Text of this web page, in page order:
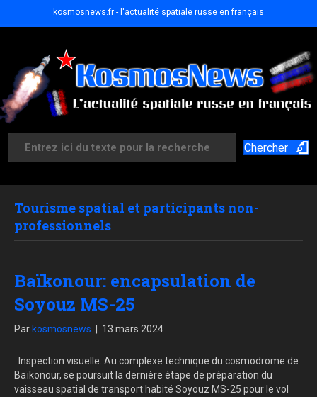
kosmosnews.fr - l'actualité spatiale russe en français
Chercher
Tourisme spatial et participants non-
professionnels
Baïkonour: encapsulation de
Soyouz MS-25
Par kosmosnews 13 mars 2024
Inspection visuelle. Au complexe technique du cosmodrome de
Baïkonour, se poursuit la dernière étape de préparation du
vaisseau spatial de transport habité Soyouz MS-25 pour le vol